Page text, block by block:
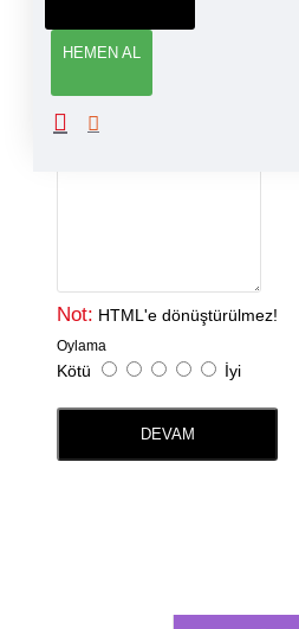
HEMEN AL
Not: HTML'e dönüştürülmez!
Oylama
Kötü İyi
DEVAM